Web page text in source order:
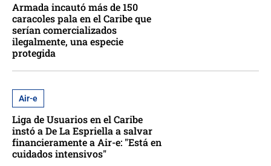
Armada incautó más de 150
caracoles pala en el Caribe que
serían comercializados
ilegalmente, una especie
protegida
Air-e
Liga de Usuarios en el Caribe
instó a De La Espriella a salvar
financieramente a Air-e: "Está en
cuidados intensivos"